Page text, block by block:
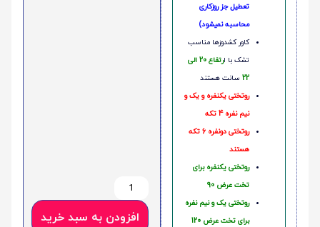
تعطیل جز روزکاری
محاسبه نمیشود)
کاور کشدوزها مناسب
تشک با ا
رتفاع 20 الی
22 سانت هستند
روتختی یکنفره و یک و
نیم نفره 4 تکه
روتختی دونفره 6 تکه
هستند
روتختی یکنفره برای
تخت عرض 90
روتختی یک و نیم نفره
برای تخت عرض 120
افزودن به سبد خرید